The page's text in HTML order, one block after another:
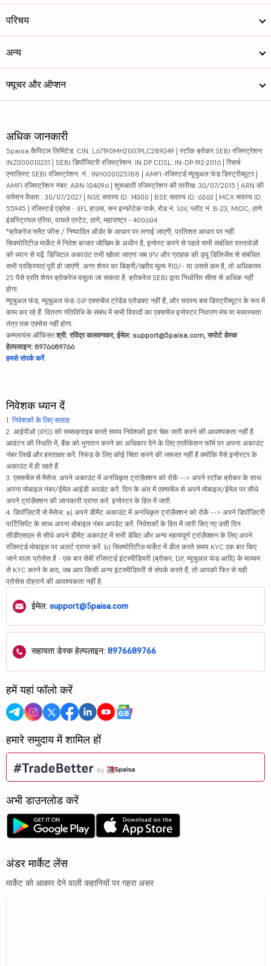
परिचय
अन्य
फ्यूचर और ऑप्शन
अधिक जानकारी
5paisa कैपिटल लिमिटेड. CIN: L67190MH2007PLC289249 | स्टॉक ब्रोकर SEBI रजिस्ट्रेशन:
INZ000010231 | SEBI डिपॉजिटरी रजिस्ट्रेशन: IN DP CDSL: IN-DP-192-2016 | रिसर्च
एनालिस्ट SEBI रजिस्ट्रेशन. नं.: INH000025188 | AMFI-रजिस्टर्ड म्यूचुअल फंड डिस्ट्रीब्यूटर |
AMFI रजिस्ट्रेशन नंबर: ARN-104096 | शुरुआती रजिस्ट्रेशन की तारीख: 30/07/2015 | ARN की
वर्तमान वैधता : 30/07/2027 | NSE सदस्य ID: 14300 | BSE सदस्य ID: 6363 | MCX सदस्य ID:
55945 | रजिस्टर्ड एड्रेस - IIFL हाउस, सन इन्फोटेक पार्क, रोड नं. 16V, प्लॉट नं. B-23, MIDC, ठाणे
इंडस्ट्रियल एरिया, वाघले एस्टेट, ठाणे, महाराष्ट्र - 400604
*ब्रोकरेज फ्लैट फीस / निष्पादित ऑर्डर के आधार पर लगाई जाएगी, प्रतिशत आधार पर नहीं.
सिक्योरिटीज़ मार्केट में निवेश बाजार जोखिम के अधीन है, इन्वेस्ट करने से पहले सभी संबंधित दस्तावेज़ों
को ध्यान से पढ़ें. डिजिटल अकाउंट तभी खोला जाएगा जब IPV और ग्राहक की ड्यू डिलिजेंस से संबंधित
सभी प्रक्रियाएं पूरी हो जाएंगी. अगर शेयर का बिक्री/खरीद मूल्य ₹10/- या उससे कम है, तो अधिकतम
25 पैसे प्रति शेयर ब्रोकरेज वसूला जा सकता है. ब्रोकरेज SEBI द्वारा निर्धारित सीमा से अधिक नहीं
होगा.
म्यूचुअल फंड, म्यूचुअल फंड-SIP एक्सचेंज ट्रेडेड प्रोडक्ट नहीं हैं, और सदस्य बस डिस्ट्रीब्यूटर के रूप में
काम कर रहे हैं. वितरण गतिविधि के संबंध में सभी विवादों का एक्सचेंज इन्वेस्टर निवारण मंच या मध्यस्थता
तंत्र तक एक्सेस नहीं होगा.
कम्प्लायंस ऑफिसर:श्री. रविंद्र कलवणकर, ईमेल: support@5paisa.com, सपोर्ट डेस्क
हेल्पलाइन: 8976689766
हमसे संपर्क करें
निवेशक ध्यान दें
1. निवेशकों के लिए सलाह
2. आईपीओ (IPO) को सब्सक्राइब करते समय निवेशकों द्वारा चेक जारी करने की आवश्यकता नहीं है.
आवंटन की स्थिति में, बैंक को भुगतान करने का अधिकार देने के लिए एप्लीकेशन फॉर्म पर अपना अकाउंट
नंबर लिखें और हस्ताक्षर करें. रिफंड के लिए कोई चिंता करने की जरूरत नहीं है क्योंकि पैसे इन्वेस्टर के
अकाउंट में ही रहते हैं.
3. एक्सचेंज से मैसेज: अपने अकाउंट में अनधिकृत ट्रांज़ैक्शन को रोकें --> अपने स्टॉक ब्रोकर के साथ
अपना मोबाइल नंबर/ईमेल आईडी अपडेट करें. दिन के अंत में एक्सचेंज से अपने मोबाइल/ईमेल पर सीधे
अपने ट्रांज़ैक्शन की जानकारी प्राप्त करें. इन्वेस्टर के हित में जारी.
4. डिपॉज़िटरी से मैसेज: a) अपने डीमैट अकाउंट में अनधिकृत ट्रांज़ैक्शन को रोकें --> अपने डिपॉज़िटरी
पार्टिसिपेंट के साथ अपना मोबाइल नंबर अपडेट करें. निवेशकों के हित में जारी किए गए उसी दिन
सीडीएसएल से सीधे अपने डीमैट अकाउंट में सभी डेबिट और अन्य महत्वपूर्ण ट्रांज़ैक्शन के लिए अपने
रजिस्टर्ड मोबाइल पर अलर्ट प्राप्त करें. b) सिक्योरिटीज़ मार्केट में डील करते समय KYC एक बार किए
जाने वाला प्रोसेस है - एक बार सेबी रजिस्टर्ड इंटरमीडियरी (ब्रोकर, DP, म्यूचुअल फंड आदि) के माध्यम
से KYC करने के बाद, जब आप किसी अन्य इंटरमीडियरी से संपर्क करते हैं, तो आपको फिर से यही
प्रोसेस दोहराने की आवश्यकता नहीं है.
ईमेल: support@5paisa.com
सहायता डेस्क हेल्पलाइन: 8976689766
हमें यहां फॉलो करें
हमारे समुदाय में शामिल हों
अभी डाउनलोड करें
अंडर मार्केट लेंस
मार्केट को आकार देने वाली कहानियों पर गहरा असर